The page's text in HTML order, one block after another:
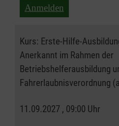
Anmelden
Kurs: Erste-Hilfe-
Anerkannt im Rahmen der
Betriebshelferausbildung
Fahrerlaubnisverordnung
11.09.2027 , 09:00 Uhr